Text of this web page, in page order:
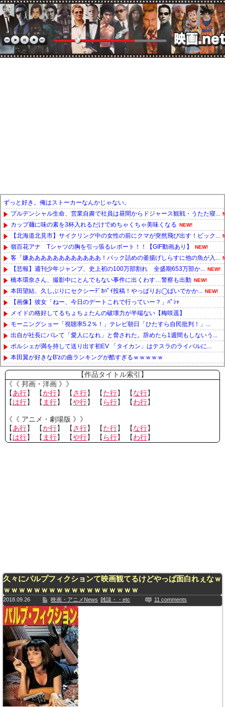
ずっと好き。俺はストーカーなんかじゃない。
プルデンシャル生命、営業自粛で社員は昼間からドジャース観戦・うたた寝...
カップ麺に味の素を3杯入れるだけでめちゃくちゃ美味くなる NEW!
【北海道北見市】サイクリング中の女性の前にクマが突然飛び出す！ビック...
嶺百花アナ Tシャツの胸を引っ張るレポート！！【GIF動画あり】 NEW!
客「嫌ああああああああああああ！パック詰めの釜揚げしらすに他の魚が入...
【悲報】週刊少年ジャンプ、史上初の100万部割れ 全盛期653万部か... NEW!
橋本環奈さん、撮影中にとんでもない事件に出くわす…警察も出動 NEW!
本田望結、久しぶりにセクシーﾃﾞｶﾊﾟｲ投稿！やっぱりお◯ぱいでかか... NEW!
【画像】彼女「ねー、今日のデートこれで行っていー？」ﾊﾟｼｬ
メイドの格好してるちょちょたんの破壊力が半端ない【梅咲遥】
モーニングショー「視聴率5.2％！」テレビ朝日「ひたすら自民批判！」...
出自が社長にバレて「愛人になれ」と脅された。辞めたら1週間もしないう...
ポルシェが満を持して送り出す初EV 「タイカン」はテスラのライバルに...
本田翼が好きなB'zの曲ランキングが酷すぎるｗｗｗｗｗ
Powered by livedoor 相互RSS
【作品タイトル索引】
《《 邦画・洋画 》》
【あ行】 【か行】 【さ行】 【た行】 【な行】
【は行】 【 ま行】 【や行】 【 ら行】 【わ行】
《《 アニメ・劇場版 》》
【あ行】 【か行】 【さ行】 【た行】 【な行】
【は行】 【 ま行】 【や行】 【 ら行】 【わ行】
久々にパルプフィクションて映画観てるけどやっぱ面白れぇなｗ
ｗｗｗｗｗｗｗｗｗｗｗｗｗｗｗｗｗｗ
2018.09.26 映画・アニメNews 雑談・・etc 11 comments